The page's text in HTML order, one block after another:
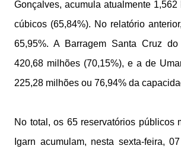
Gonçalves, acumula atualmente
cúbicos (65,84%). No relatório
65,95%. A Barragem Santa Cruz do
420,68 milhões (70,15%), e a de
225,28 milhões ou 76,94% da
No total, os 65 reservatórios públicos
Igarn acumulam, nesta sexta-feira,